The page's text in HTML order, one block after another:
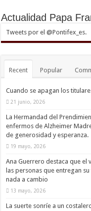
Actualidad Papa
Tweets por el @Pontifex_es.
Recent Popular
Cuando se apagan los
21 junio, 2026
La Hermandad del
enfermos de Alzheimer
de generosidad y esperanza.
19 mayo, 2026
Ana Guerrero destaca que
las personas que entregan
nada a cambio
13 mayo, 2026
La suerte sonríe a un